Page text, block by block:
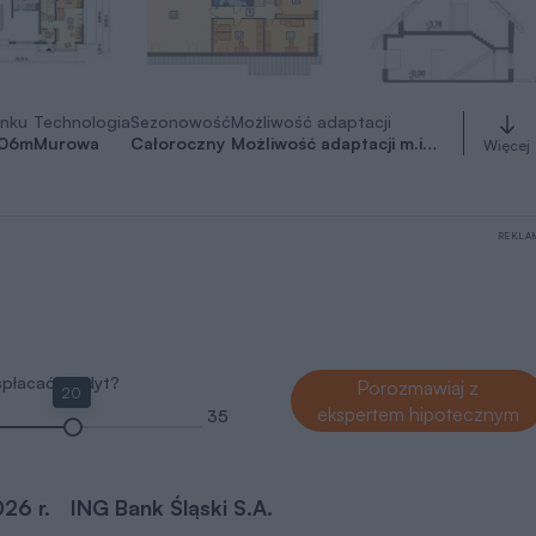
m
Technologia
Murowa
Sezonowość
Całoroczny
Możliwość adaptacji
Możliwość adaptacji m.in. na: warsztat samochodowy, budynek wulkanizacji, budynek produkcyjny
Więcej
kredyt?
20
35
Porozmawiaj z
ekspertem hipotecznym
r. ING Bank Śląski S.A.